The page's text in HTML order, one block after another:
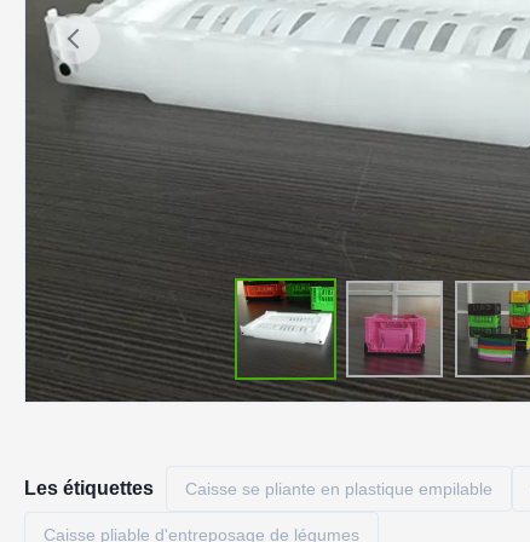
Les étiquettes Caisse se pliante en plastique empilable
Caisse pliable d'entreposage de légumes